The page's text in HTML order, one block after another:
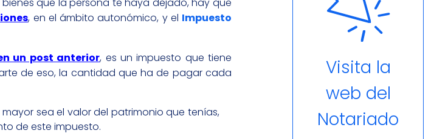
que la persona te haya dejado, hay que
, en el ámbito autonómico, y el Impuesto
un post anterior, es un impuesto que tiene
de eso, la cantidad que ha de pagar cada
sea el valor del patrimonio que tenías,
de este impuesto.
Visita la
web del
Notariado